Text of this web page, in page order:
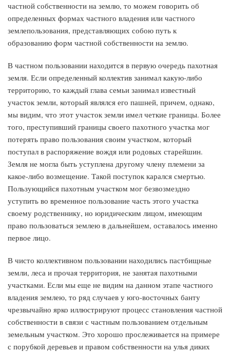
частной собственности на землю, то можем говорить об
определенных формах частного владения или частного
землепользования, представляющих собою путь к
образованию форм частной собственности на землю.
В частном пользовании находится в первую очередь пахотная
земля. Если определенный коллектив занимал какую-либо
территорию, то каждый глава семьи занимал известный
участок земли, который являлся его пашней, причем, однако,
мы видим, что этот участок земли имел четкие границы. Более
того, преступивший границы своего пахотного участка мог
потерять право пользования своим участком, который
поступал в распоряжение вождя или родовых старейшин.
Земля не могла быть уступлена другому члену племени за
какое-либо возмещение. Такой поступок карался смертью.
Пользующийся пахотным участком мог безвозмездно
уступить во временное пользование часть этого участка
своему родственнику, но юридическим лицом, имеющим
право пользоваться землею в дальнейшем, оставалось именно
первое лицо.
В чисто коллективном пользовании находились пастбищные
земли, леса и прочая территория, не занятая пахотными
участками. Если мы еще не видим на данном этапе частного
владения землею, то ряд случаев у юго-восточных банту
чрезвычайно ярко иллюстрируют процесс становления частной
собственности в связи с частным пользованием отдельным
земельным участком. Это хорошо прослеживается на примере
с порубкой деревьев и правом собственности на улья диких